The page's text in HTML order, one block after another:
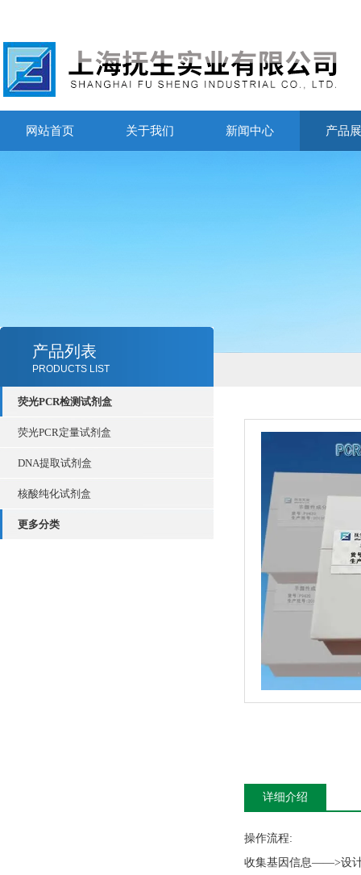
网站首页 关于我们 新闻中心 产品
产品列表
PRODUCTS LIST
荧光PCR检测试剂盒
荧光PCR定量试剂盒
DNA提取试剂盒
核酸纯化试剂盒
更多分类
详细介绍
操作流程:
收集基因信息——>设计